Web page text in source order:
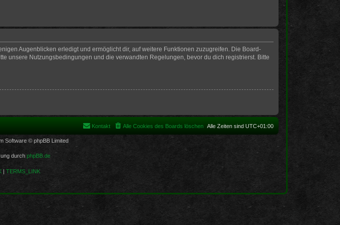
Augenblicken erledigt und ermöglicht dir, auf weitere Funktionen zuzugreifen. Die Board-
unsere Nutzungsbedingungen und die verwandten Regelungen, bevor du dich registrierst. Bitte
Alle Zeiten sind UTC+01:00
Alle Cookies des Boards löschen
Kontakt
Software © phpBB Limited
durch phpBB.de
| TERMS_LINK